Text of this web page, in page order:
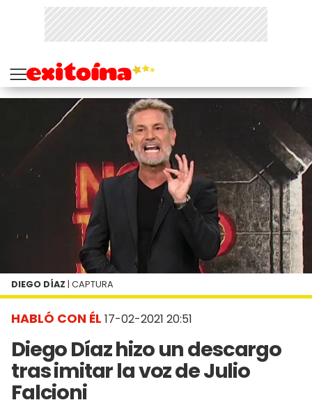
HABLÓ CON ÉL 17-02-2021 20:51
Diego Díaz hizo un descargo
tras imitar la voz de Julio
Falcioni
DIEGO DÍAZ | CAPTURA